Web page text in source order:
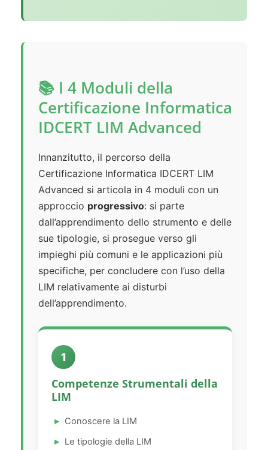
📚 I 4 Moduli della
Certificazione Informatica
IDCERT LIM Advanced
Innanzitutto, il percorso della
Certificazione Informatica IDCERT LIM
Advanced si articola in 4 moduli con un
approccio progressivo: si parte
dall’apprendimento dello strumento e delle
sue tipologie, si prosegue verso gli
impieghi più comuni e le applicazioni più
specifiche, per concludere con l’uso della
LIM relativamente ai disturbi
dell’apprendimento.
1
Competenze Strumentali della
LIM
Conoscere la LIM
Le tipologie della LIM